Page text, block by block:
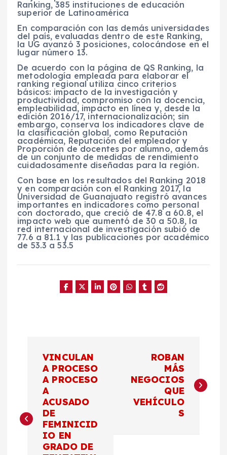
Ranking, 385 instituciones de educación
superior de Latinoamérica
En comparación con las demás universidades
del país, evaluadas dentro de este Ranking,
la UG avanzó 3 posiciones, colocándose en el
lugar número 13.
De acuerdo con la página de QS Ranking, la
metodología empleada para elaborar el
ranking regional utiliza cinco criterios
básicos: impacto de la investigación y
productividad, compromiso con la docencia,
empleabilidad, impacto en línea y, desde la
edición 2016/17, internacionalización; sin
embargo, conserva los indicadores clave de
la clasificación global, como Reputación
académica, Reputación del empleador y
Proporción de docentes por alumno, además
de un conjunto de medidas de rendimiento
cuidadosamente diseñadas para la región.
Con base en los resultados del Ranking 2018
y en comparación con el Ranking 2017, la
Universidad de Guanajuato registró avances
importantes en indicadores como personal
con doctorado, que creció de 47.8 a 60.8, el
impacto web que aumentó de 30 a 50.8, la
red internacional de investigación subió de
77.6 a 81.1 y las publicaciones por académico
de 53.3 a 53.5
e
VINCULAN
A PROCESO
A PROCESO
A
ACUSADO
DE
FEMINICID
IO EN
GRADO DE
ROBAN
MÁS
NEGOCIOS
QUE
VEHÍCULO
S